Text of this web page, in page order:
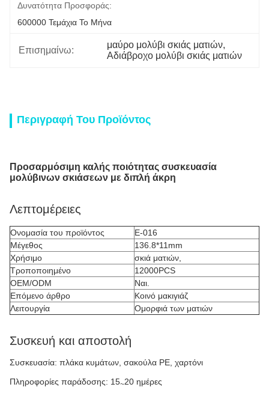
Δυνατότητα Προσφοράς:
600000 Τεμάχια Το Μήνα
Επισημαίνω:
μαύρο μολύβι σκιάς ματιών,
Αδιάβροχο μολύβι σκιάς ματιών
Περιγραφή Του Προϊόντος
Προσαρμόσιμη καλής ποιότητας συσκευασία
μολύβινων σκιάσεων με διπλή άκρη
Λεπτομέρειες
Ονομασία του προϊόντος
Ε-016
Μέγεθος
136.8*11mm
Χρήσιμο
σκιά ματιών,
Τροποποιημένο
12000PCS
OEM/ODM
Ναι.
Επόμενο άρθρο
Κοινό μακιγιάζ
Λειτουργία
Ομορφιά των ματιών
Συσκευή και αποστολή
Συσκευασία: πλάκα κυμάτων, σακούλα PE, χαρτόνι
Πληροφορίες παράδοσης: 15~20 ημέρες